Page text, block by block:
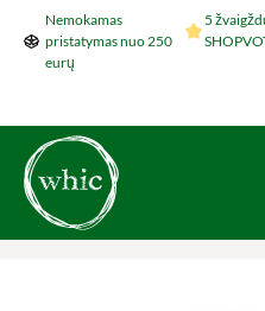
Šokti į pagrindinį turinį
Nemokamas
pristatymas nuo 250
eurų
5